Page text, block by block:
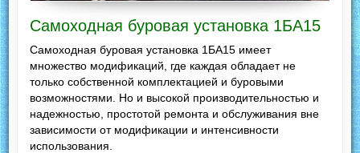
Самоходная буровая установка 1БА15
Самоходная буровая установка 1БА15 имеет
множество модификаций, где каждая обладает не
только собственной комплектацией и буровыми
возможностями. Но и высокой производительностью и
надежностью, простотой ремонта и обслуживания вне
зависимости от модификации и интенсивности
использования.